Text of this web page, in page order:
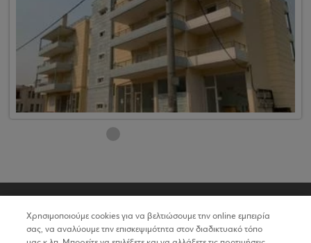
Χρησιμοποιούμε cookies για να βελτιώσουμε την online εμπειρία
σας, να αναλύουμε την επισκεψιμότητα στον διαδικτυακό τόπο